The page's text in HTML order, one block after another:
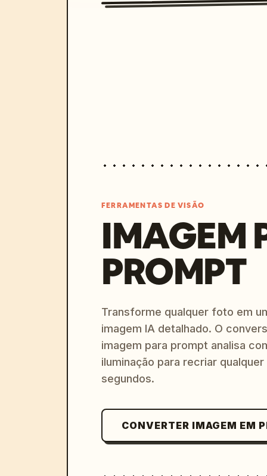
FERRAMENTAS DE VISÃO
IMAGEM
PROMPT
Transforme qualquer foto em
imagem IA detalhado. O
imagem para prompt analisa
iluminação para recriar
segundos.
CONVERTER IMAGEM EM